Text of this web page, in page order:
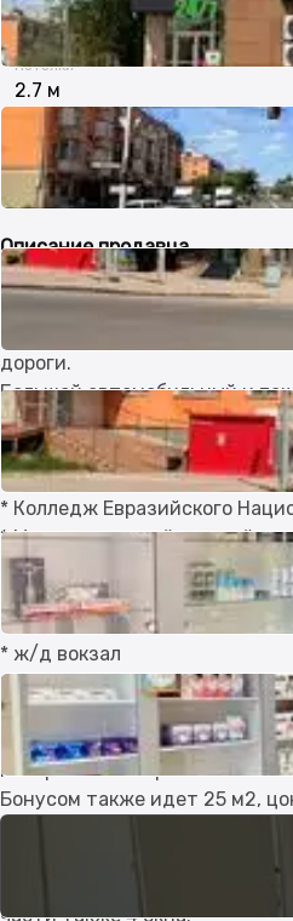
Потолки
2.7 м
Входная группа
Отдельный С улицы
Описание продавца
Срочная продажа! Рядом с
дороги.
Большой автомобильный и
Инфраструктура
* Казахский
* Колледж Евразийского
* Международный высший
* Детский сад-школа-
* Многопрофильная
* ТРЦ Арсенал
* ж/д вокзал
* мечеть Раиса Ана
Пристройка сделана в 2008
постройки из кирпича.
Бонусом также идет 25 м2,
В основном зале четыре
части также 4 окна.